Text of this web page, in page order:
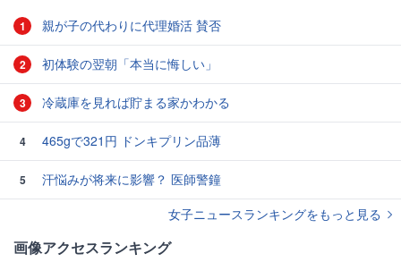
1 親が子の代わりに代理婚活 賛否
2 初体験の翌朝「本当に悔しい」
3 冷蔵庫を見れば貯まる家かわかる
4 465gで321円 ドンキプリン品薄
5
汗悩みが将来に影響？ 医師警鐘
女子ニュースランキングをもっと見る
画像アクセスランキング